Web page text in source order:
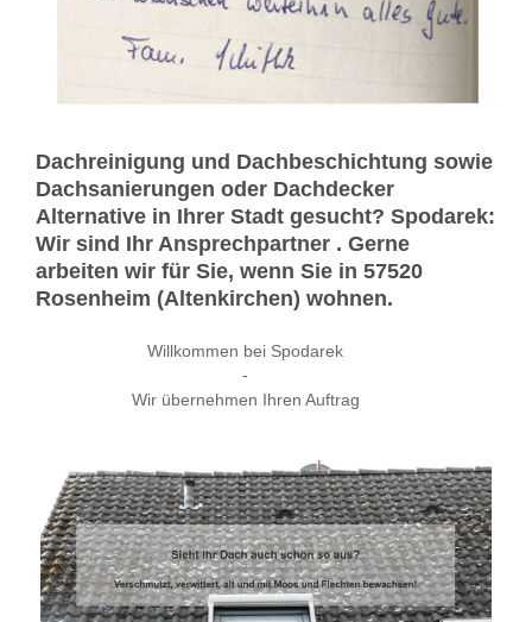
Dachreinigung und Dachbeschichtung sowie
Dachsanierungen oder Dachdecker
Alternative in Ihrer Stadt gesucht? Spodarek:
Wir sind Ihr Ansprechpartner . Gerne
arbeiten wir für Sie, wenn Sie in 57520
Rosenheim (Altenkirchen) wohnen.
Willkommen bei Spodarek
-
Wir übernehmen Ihren Auftrag